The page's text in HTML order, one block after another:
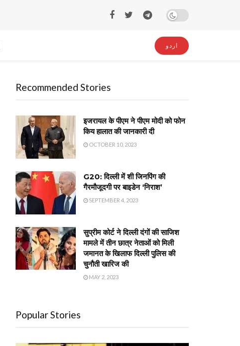
اردو
Recommended Stories
इजरायल के पीएम ने पीएम मोदी को फोन
किय हालात की जानकारी दी
OCTOBER 10, 2023
G20: दिल्ली में शी जिनपिंग की
गैरमौजूदगी पर बाइडेन ‘निराश’
SEPTEMBER 4, 2023
सुप्रीम कोर्ट ने दिल्ली दंगों की साजिश
मामले में तीन छात्र नेताओं को मिली
जमानत के खिलाफ दिल्ली पुलिस की
चुनौती खारिज की
MAY 2, 2023
Popular Stories